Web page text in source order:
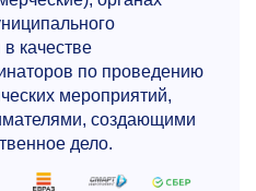
эффективность
инновационная
прогнозирование,
политика,
Более 30 лет
логистического
качестве
по проведению
мероприятий,
создающими
дело.